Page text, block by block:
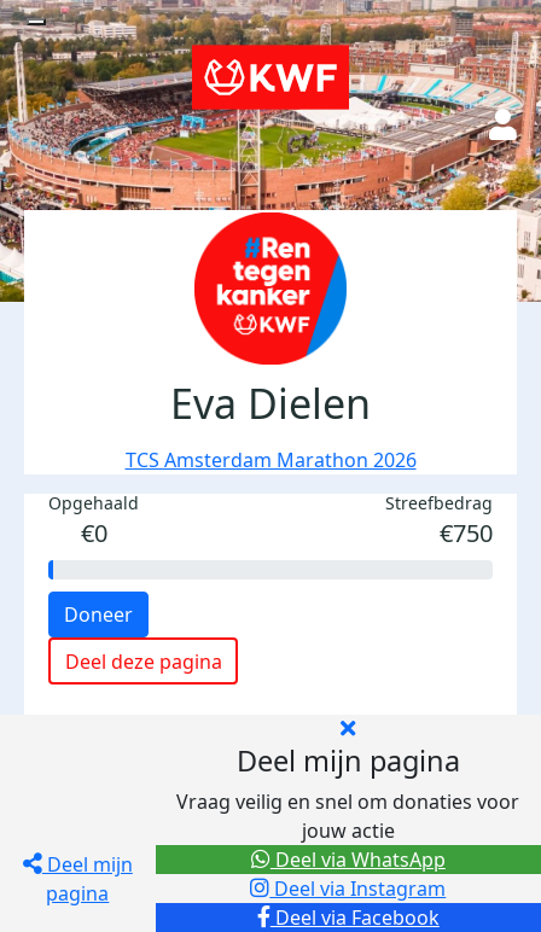
Eva Dielen
TCS Amsterdam Marathon 2026
Opgehaald
€0
Streefbedrag
€750
Doneer
Deel deze pagina
Deel mijn
pagina
Deel mijn pagina
Vraag veilig en snel om donaties voor
jouw actie
Deel via Facebook
Deel via Instagram
Deel via WhatsApp